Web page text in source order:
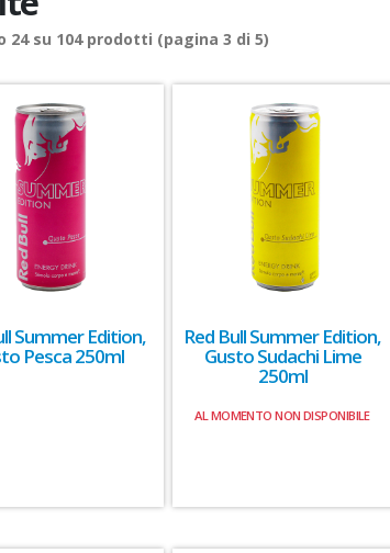
24su 104prodotti (pagina 3 di 5)
Summer Edition,
Pesca 250ml
Red Bull Summer Edition,
Gusto Sudachi Lime
250ml
AL MOMENTO NON DISPONIBILE